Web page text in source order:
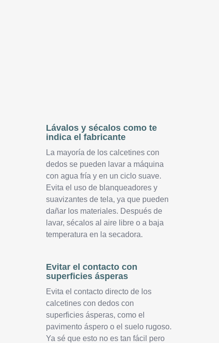
Lávalos y sécalos como te
indica el fabricante
La mayoría de los calcetines con
dedos se pueden lavar a máquina
con agua fría y en un ciclo suave.
Evita el uso de blanqueadores y
suavizantes de tela, ya que pueden
dañar los materiales. Después de
lavar, sécalos al aire libre o a baja
temperatura en la secadora.
Evitar el contacto con
superficies ásperas
Evita el contacto directo de los
calcetines con dedos con
superficies ásperas, como el
pavimento áspero o el suelo rugoso.
Ya sé que esto no es tan fácil pero